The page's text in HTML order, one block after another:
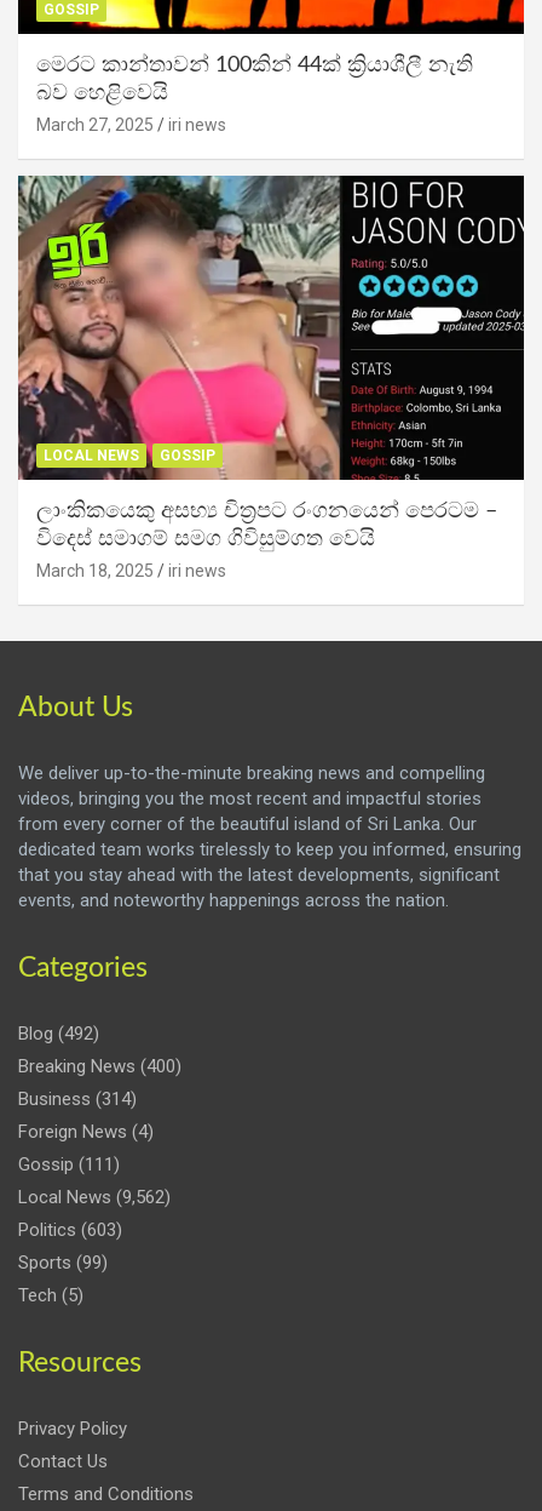
GOSSIP
මෙරට කාන්තාවන් 100කින් 44ක් ක්‍රියාශීලී නැති
බව හෙළිවෙයි
March 27, 2025 iri news
LOCAL NEWS GOSSIP
ලාංකිකයෙකු අසභ්‍ය චිත්‍රපට රංගනයෙන් පෙරටම –
විදෙස් සමාගම් සමග ගිවිසුම්ගත වෙයි
March 18, 2025 iri news
About Us
We deliver up-to-the-minute breaking news and compelling
videos, bringing you the most recent and impactful stories
from every corner of the beautiful island of Sri Lanka. Our
dedicated team works tirelessly to keep you informed, ensuring
that you stay ahead with the latest developments, significant
events, and noteworthy happenings across the nation.
Categories
Blog (492)
Breaking News (400)
Business (314)
Foreign News (4)
Gossip (111)
Local News (9,562)
Politics (603)
Sports (99)
Tech (5)
Resources
Privacy Policy
Contact Us
Terms and Conditions